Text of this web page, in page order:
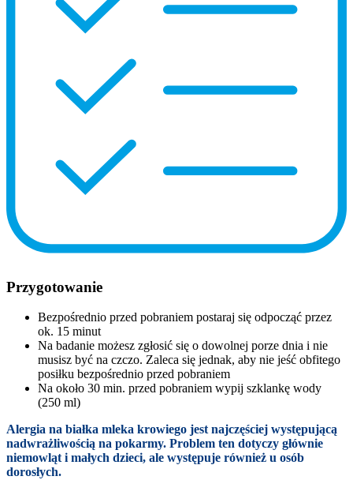
Przygotowanie
Bezpośrednio przed pobraniem postaraj się odpocząć przez
ok. 15 minut
Na badanie możesz zgłosić się o dowolnej porze dnia i nie
musisz być na czczo. Zaleca się jednak, aby nie jeść obfitego
posiłku bezpośrednio przed pobraniem
Na około 30 min. przed pobraniem wypij szklankę wody
(250 ml)
Alergia na białka mleka krowiego jest najczęściej występującą
nadwrażliwością na pokarmy. Problem ten dotyczy głównie
niemowląt i małych dzieci, ale występuje również u osób
dorosłych.